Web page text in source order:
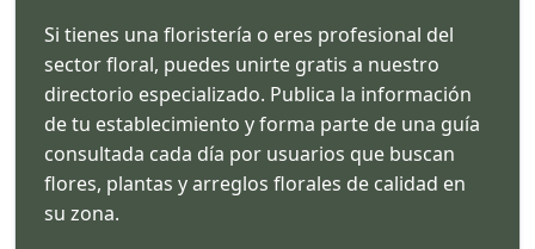
Si tienes una floristería o eres profesional del
sector floral, puedes unirte gratis a nuestro
directorio especializado. Publica la información
de tu establecimiento y forma parte de una guía
consultada cada día por usuarios que buscan
flores, plantas y arreglos florales de calidad en
su zona.